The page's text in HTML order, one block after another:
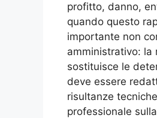
profitto, danno,
quando questo
importante non
amministrativo: la
sostituisce le
deve essere
risultanze
professionale